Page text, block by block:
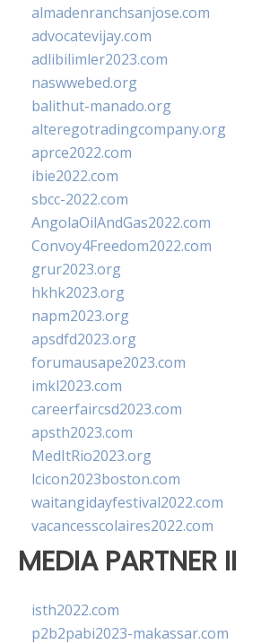
almadenranchsanjose.com
advocatevijay.com
adlibilimler2023.com
naswwebed.org
balithut-manado.org
alteregotradingcompany.org
aprce2022.com
ibie2022.com
sbcc-2022.com
AngolaOilAndGas2022.com
Convoy4Freedom2022.com
grur2023.org
hkhk2023.org
napm2023.org
apsdfd2023.org
forumausape2023.com
imkl2023.com
careerfaircsd2023.com
apsth2023.com
MedItRio2023.org
lcicon2023boston.com
waitangidayfestival2022.com
vacancesscolaires2022.com
MEDIA PARTNER II
isth2022.com
p2b2pabi2023-makassar.com